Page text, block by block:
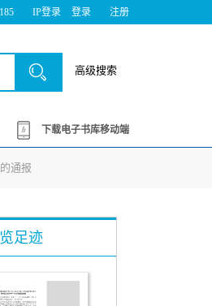
IP登录 登录 注册
高级搜索
下载电子书库移动端
通报
足迹